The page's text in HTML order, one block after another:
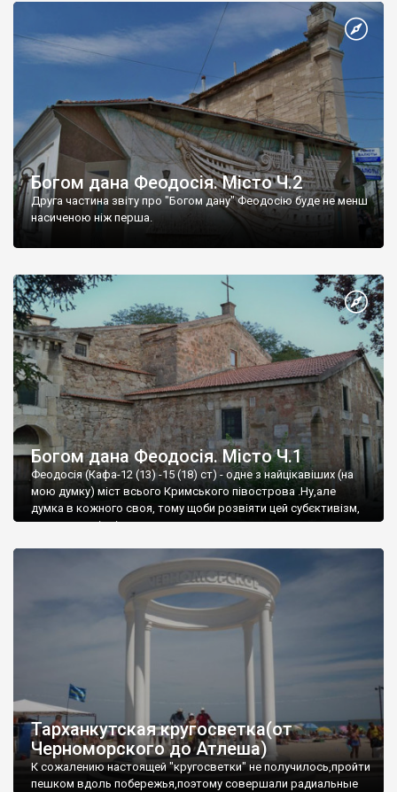
Богом дана Феодосія. Місто Ч.2
Друга частина звіту про "Богом дану" Феодосію буде не менш
насиченою ніж перша.
Богом дана Феодосія. Місто Ч.1
Феодосія (Кафа-12 (13) -15 (18) ст) - одне з найцікавіших (на
мою думку) міст всього Кримського півострова .Ну,але
думка в кожного своя, тому щоби розвіяти цей субєктивізм,
запрошую відвідати це
Тарханкутская кругосветка(от
Черноморского до Атлеша)
К сожалению настоящей "кругосветки" не получилось,пройти
пешком вдоль побережья,поэтому совершали радиальные